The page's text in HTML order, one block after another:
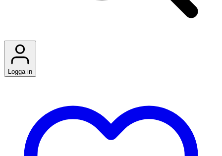
Logga in